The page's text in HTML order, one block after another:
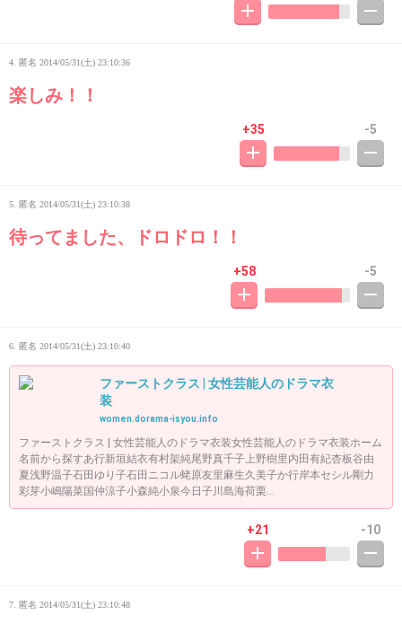
4. 匿名 2014/05/31(土) 23:10:36
楽しみ！！
+35 -5
5. 匿名 2014/05/31(土) 23:10:38
待ってました、ドロドロ！！
+58 -5
6. 匿名 2014/05/31(土) 23:10:40
ファーストクラス | 女性芸能人のドラマ衣
装
women.dorama-isyou.info
ファーストクラス | 女性芸能人のドラマ衣装女性芸能人のドラマ衣装ホーム
名前から探すあ行新垣結衣有村架純尾野真千子上野樹里内田有紀杏板谷由
夏浅野温子石田ゆり子石田ニコル蛯原友里麻生久美子か行岸本セシル剛力
彩芽小嶋陽菜国仲涼子小森純小泉今日子川島海荷栗...
+21 -10
7. 匿名 2014/05/31(土) 23:10:48